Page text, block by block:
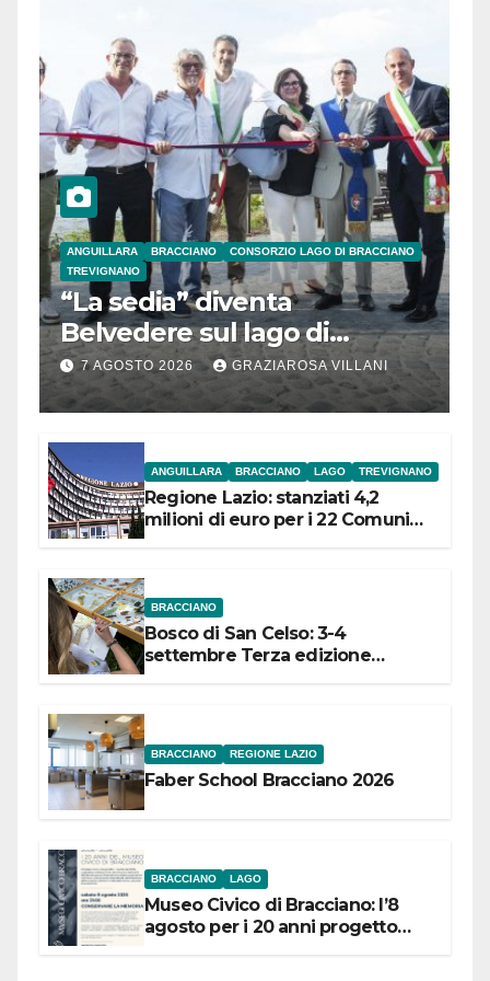
ANGUILLARA BRACCIANO
CONSORZIO LAGO DI BRACCIANO
TREVIGNANO
“La sedia” diventa
Belvedere sul lago di
Bracciano: ieri
l’inaugurazione
7 AGOSTO 2026 GRAZIAROSA VILLANI
ANGUILLARA BRACCIANO LAGO TREVIGNANO
Regione Lazio: stanziati 4,2
milioni di euro per i 22 Comuni
BRACCIANO
Bosco di San Celso: 3-4
settembre Terza edizione
BRACCIANO REGIONE LAZIO
Faber School Bracciano 2026
BRACCIANO LAGO
Museo Civico di Bracciano: l’8
agosto per i 20 anni progetto